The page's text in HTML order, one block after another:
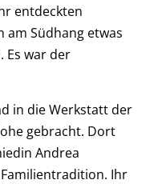
entdeckten
Südhang etwas
Es war der
in die Werkstatt der
gebracht. Dort
Andrea
Ihr